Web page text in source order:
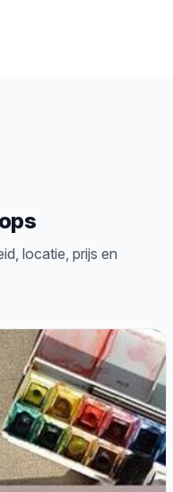
locatie, prijs en